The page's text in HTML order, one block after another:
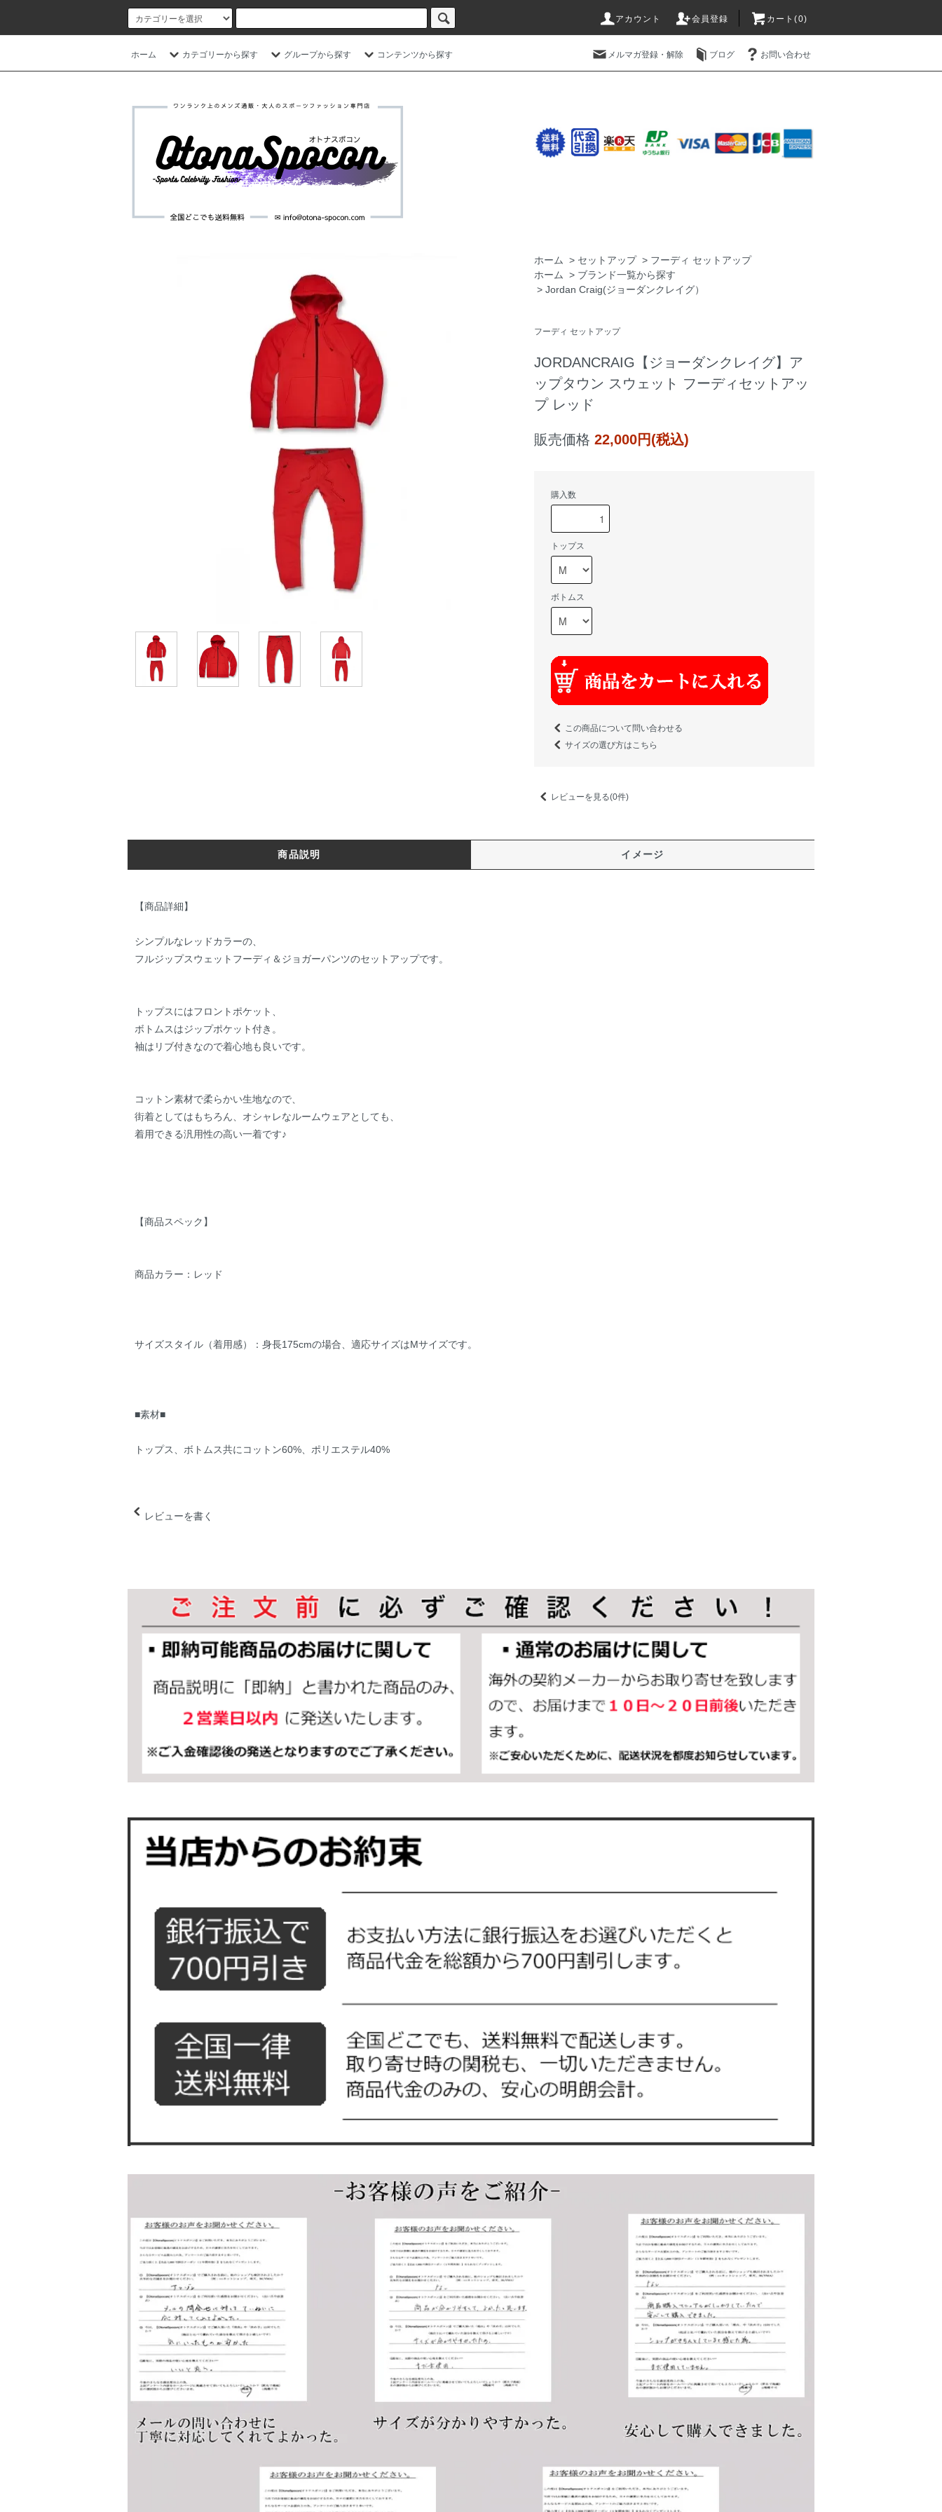
アカウント 会員登録 カート(0)
ホーム カテゴリーから探す グループから探す コンテンツから探す メルマガ登録・解除 ブログ お問い合わせ
ホーム > セットアップ > フーディ セットアップ
ホーム
> ブランド一覧から探す
> Jordan Craig(ジョーダンクレイグ）
フーディ セットアップ
JORDANCRAIG【ジョーダンクレイグ】ア
ップタウン スウェット フーディセットアッ
プ レッド
販売価格 22,000円(税込)
購入数
トップス
ボトムス
この商品について問い合わせる
サイズの選び方はこちら
レビューを見る(0件)
商品説明 イメージ
【商品詳細】
シンプルなレッドカラーの、
フルジップスウェットフーディ＆ジョガーパンツのセットアップです。
トップスにはフロントポケット、
ボトムスはジップポケット付き。
袖はリブ付きなので着心地も良いです。
コットン素材で柔らかい生地なので、
街着としてはもちろん、オシャレなルームウェアとしても、
着用できる汎用性の高い一着です♪
【商品スペック】
商品カラー：レッド
サイズスタイル（着用感）：身長175cmの場合、適応サイズはMサイズです。
■素材■
トップス、ボトムス共にコットン60%、ポリエステル40%
レビューを書く